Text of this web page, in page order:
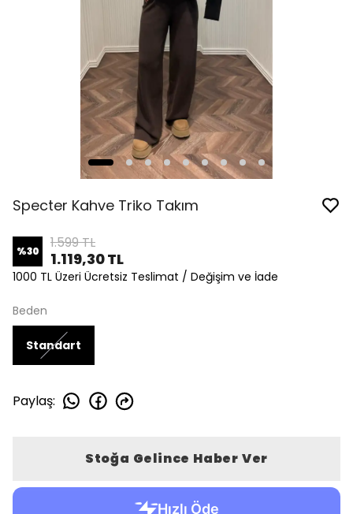
Specter Kahve Triko Takım
%30 1.599 TL
1.119,30 TL
1000 TL Üzeri Ücretsiz Teslimat / Değişim ve İade
Beden
Standart
Paylaş:
Stoğa Gelince Haber Ver